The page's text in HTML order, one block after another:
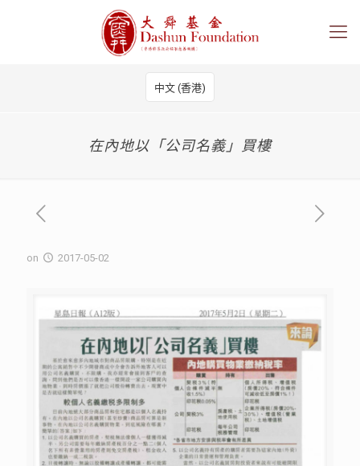
中文 (香港)
在內地以「公司名義」買樓
on 2017-05-02